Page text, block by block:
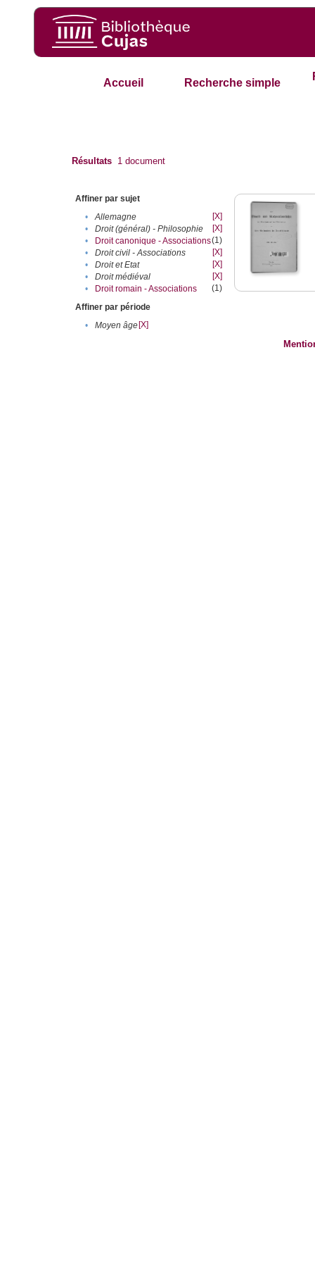
Accueil Recherche simple
Résultats 1 document
Affiner par sujet
•
Allemagne
[X]
•
Droit (général) - Philosophie
[X]
•
Droit canonique - Associations(1)
•
Droit civil - Associations
[X]
•
Droit et Etat
[X]
•
Droit médiéval
[X]
•
Droit romain - Associations
(1)
Affiner par période
•
Moyen âge[X]